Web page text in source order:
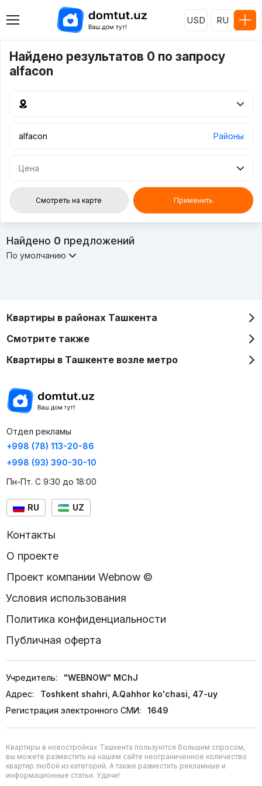
USD RU
Найдено результатов 0 по запросу
alfacon
Районы
Цена
Смотреть на карте Применить
Найдено 0 предложений
По умолчанию
Квартиры в районах Ташкента
Смотрите также
Квартиры в Ташкенте возле метро
Отдел рекламы
+998 (78) 113-20-86
+998 (93) 390-30-10
Пн-Пт. С 9:30 до 18:00
RU UZ
Контакты
О проекте
Проект компании Webnow ©
Условия использования
Политика конфиденциальности
Публичная оферта
Учредитель:
"WEBNOW" MChJ
Адрес:
Toshkent shahri, A.Qahhor ko'chasi, 47-uy
Регистрация электронного СМИ:
1649
Квартиры в новостройках Ташкента пользуются большим спросом,
вы можете разместить на нашем сайте неограниченное количество
квартир любой из категорий. А также разместить рекламные и
информационные статьи. Удачи!